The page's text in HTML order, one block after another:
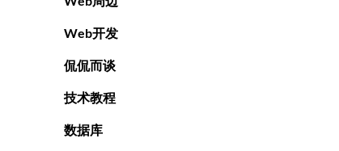
Web开发
侃侃而谈
技术教程
数据库